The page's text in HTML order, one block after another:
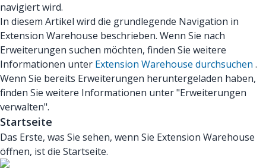
navigiert wird.
In diesem Artikel wird die grundlegende Navigation in
Extension Warehouse beschrieben. Wenn Sie nach
Erweiterungen suchen möchten, finden Sie weitere
Informationen unter Extension Warehouse durchsuchen .
Wenn Sie bereits Erweiterungen heruntergeladen haben,
finden Sie weitere Informationen unter "Erweiterungen
verwalten".
Startseite
Das Erste, was Sie sehen, wenn Sie Extension Warehouse
öffnen, ist die Startseite.